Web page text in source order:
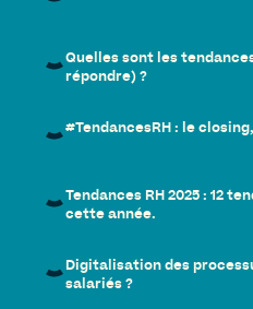
Quelles sont les
répondre) ?
#TendancesRH : le
Tendances RH 2025 : 12
cette année.
Digitalisation des
salariés ?